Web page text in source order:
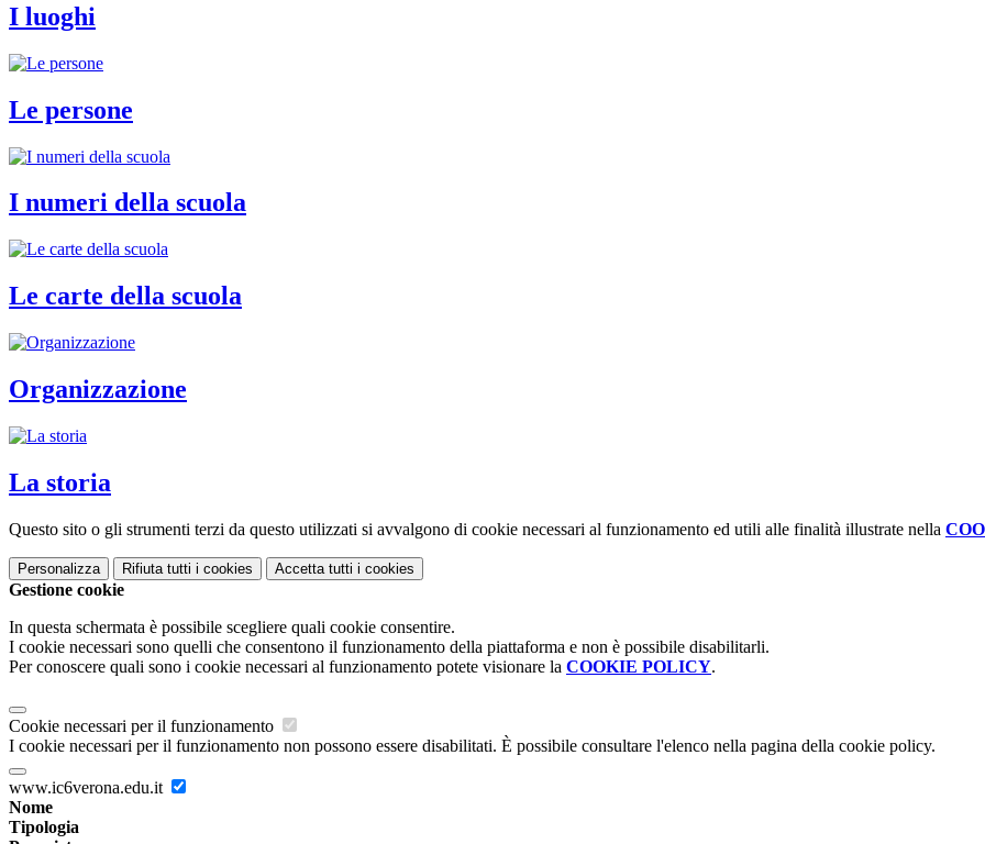
I luoghi
Le persone
I numeri della scuola
Le carte della scuola
Organizzazione
La storia
Questo sito o gli strumenti terzi da questo utilizzati si avvalgono di cookie necessari al funzionamento ed utili alle finalità illustrate nella
Personalizza Rifiuta tutti i cookies Accetta tutti i cookies
Gestione cookie
In questa schermata è possibile scegliere quali cookie consentire.
I cookie necessari sono quelli che consentono il funzionamento della piattaforma e non è possibile disabilitarli.
Per conoscere quali sono i cookie necessari al funzionamento potete visionare la COOKIE POLICY.
Cookie necessari per il funzionamento
I cookie necessari per il funzionamento non possono essere disabilitati. È possibile consultare l'elenco nella pagina della cookie policy.
www.ic6verona.edu.it
Nome
Tipologia